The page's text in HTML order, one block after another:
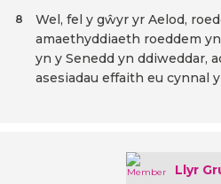
Wel, fel y gŵyr yr Aelod,
amaethyddiaeth roeddem
yn y Senedd yn ddiweddar,
asesiadau effaith eu cynnal
8
Llyr